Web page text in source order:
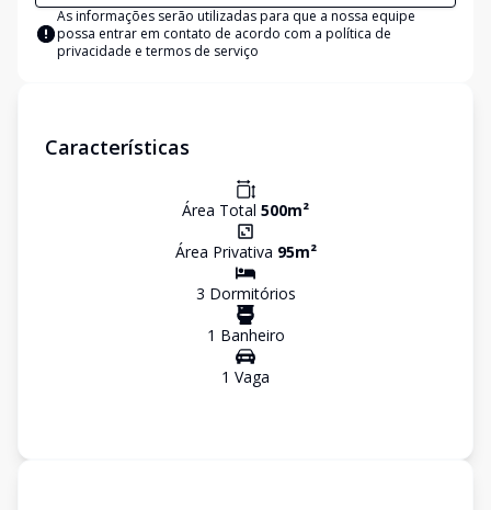
As informações serão utilizadas para que a nossa equipe
possa entrar em contato de acordo com a política de
privacidade e termos de serviço
Características
Área Total 500m²
Área Privativa 95m²
3 Dormitórios
1 Banheiro
1 Vaga